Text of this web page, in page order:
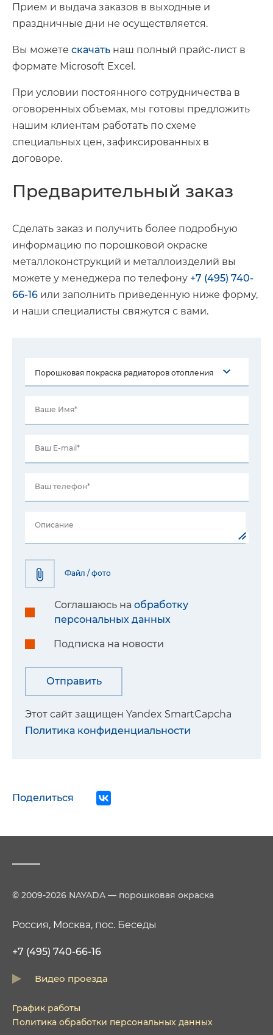
Прием и выдача заказов в выходные и
праздничные дни не осуществляется.
Вы можете скачать наш полный прайс-лист в
формате Microsoft Excel.
При условии постоянного сотрудничества в
оговоренных объемах, мы готовы предложить
нашим клиентам работать по схеме
специальных цен, зафиксированных в
договоре.
Предварительный заказ
Cделать заказ и получить более подробную
информацию по порошковой окраске
металлоконструкций и металлоизделий вы
можете у менеджера по телефону +7 (495) 740-
66-16 или заполнить приведенную ниже форму,
и наши специалисты свяжутся с вами.
Ваше Имя*
Ваш E-mail*
Ваш телефон*
Описание
Файл / фото
Соглашаюсь на обработку
персональных данных
Подписка на новости
Этот сайт защищен Yandex SmartCapcha
Политика конфиденциальности
Поделиться
© 2009-2026 NAYADA — порошковая окраска
Россия, Москва, пос. Беседы
+7 (495) 740-66-16
Видео проезда
График работы
Политика обработки персональных данных